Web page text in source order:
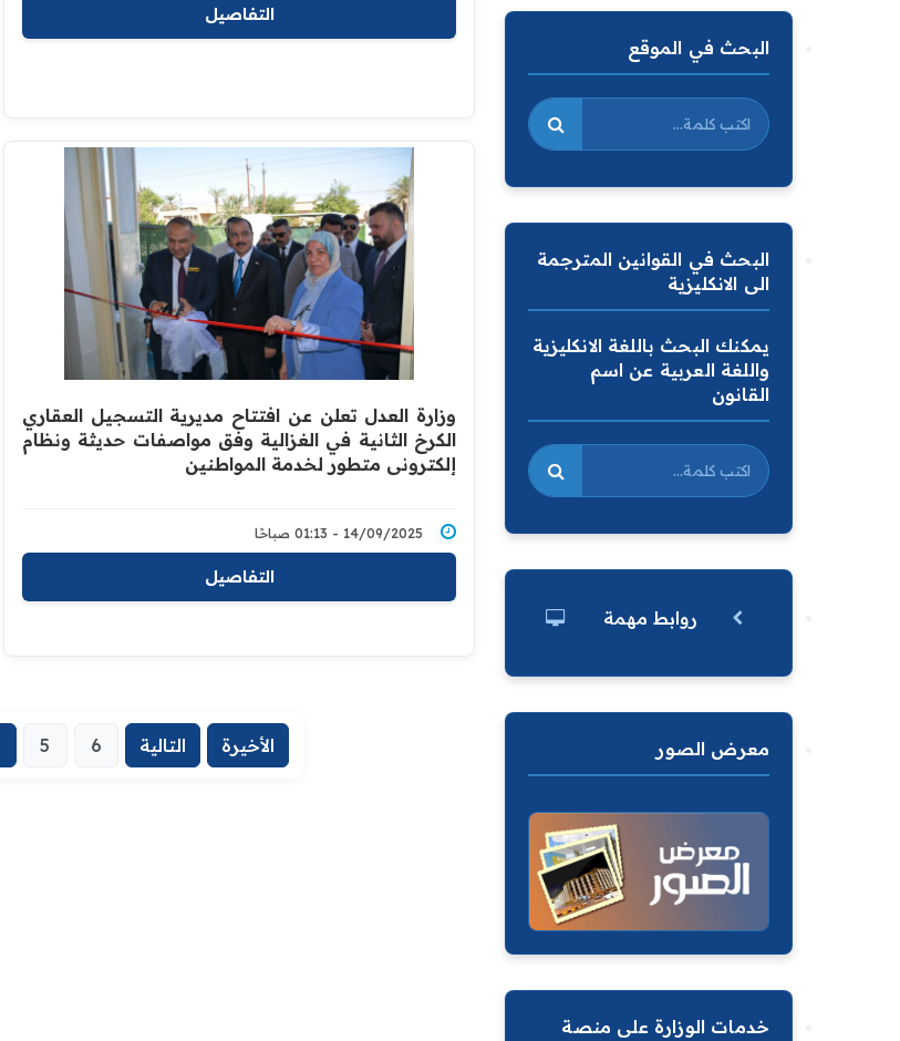
التفاصيل
وزارة العدل تعلن عن افتتاح مديرية التسجيل العقاري
الكرخ الثانية في الغزالية وفق مواصفات حديثة ونظام
إلكتروني متطور لخدمة المواطنين
14/09/2025 - 01:13 صباحًا
التفاصيل
5 6 التالية الأخيرة
البحث في الموقع
البحث في القوانين المترجمة
الى الانكليزية
يمكنك البحث باللغة الانكليزية
واللغة العربية عن اسم
القانون
روابط مهمة
معرض الصور
خدمات الوزارة على منصة